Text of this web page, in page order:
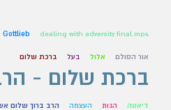
dealing with adversity final.mp4
Gottlieb
אור הסולם אלול בעל ברכת שלום
ברכת שלום -
דיאטה הגות העצמה הרב ברוך שלום